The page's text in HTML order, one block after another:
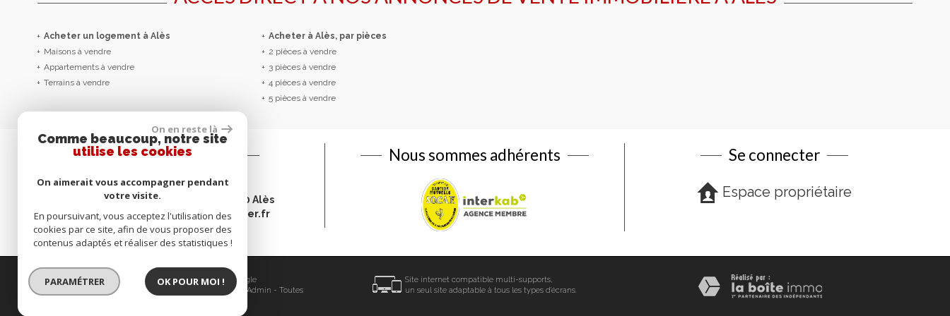
+
Acheter un logement à Alès
+
Maisons à vendre
+
Appartements à vendre
+
Terrains à vendre
+
Acheter à Alès, par pièces
+
2 pièces à vendre
+
3 pièces à vendre
+
4 pièces à vendre
+
5 pièces à vendre
Contactez-nous
Tél :04 66 52 30 00
Adresse :21 avenue Carnot - 30100 Alès
E-mail :contact@omegaimmobilier.fr
Nous sommes adhérents Se connecter
Espace propriétaire
© 2026 | Tous droits réservés | Traduction powered by Google
Mentions légales- Liens Admin - Toutes
Site internet compatible multi-supports,
un seul site adaptable à tous les types d'écrans.
On en reste là
Comme beaucoup, notre site
utilise les cookies
On aimerait vous accompagner pendant
votre visite.
En poursuivant, vous acceptez l'utilisation des
cookies par ce site, afin de vous proposer des
contenus adaptés et réaliser des statistiques !
PARAMÉTRER OK POUR MOI !